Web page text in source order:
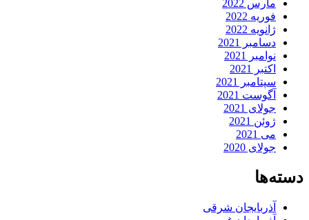
مارس 2022
فوریه 2022
ژانویه 2022
دسامبر 2021
نوامبر 2021
اکتبر 2021
سپتامبر 2021
آگوست 2021
جولای 2021
ژوئن 2021
می 2021
جولای 2020
دسته‌ها
آذربایجان شرقی